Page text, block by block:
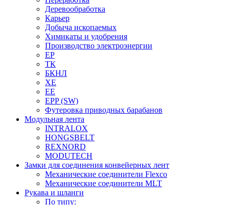
Деревообработка
Карьер
Добыча ископаемых
Химикаты и удобрения
Производство электроэнергии
EP
ТК
БКНЛ
XE
EE
EPP (SW)
Футеровка приводных барабанов
Модульная лента
INTRALOX
HONGSBELT
REXNORD
MODUTECH
Замки для соединения конвейерных лент
Механические соединители Flexco
Механические соединители MLT
Рукава и шланги
По типу: